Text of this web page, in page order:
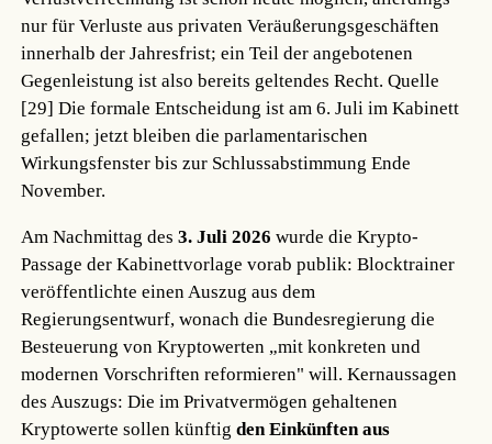
nur für Verluste aus privaten Veräußerungsgeschäften
innerhalb der Jahresfrist; ein Teil der angebotenen
Gegenleistung ist also bereits geltendes Recht.Quelle
[29] Die formale Entscheidung ist am 6. Juli im Kabinett
gefallen; jetzt bleiben die parlamentarischen
Wirkungsfenster bis zur Schlussabstimmung Ende
November.
Am Nachmittag des3. Juli 2026 wurde die Krypto-
Passage der Kabinettvorlage vorab publik: Blocktrainer
veröffentlichte einen Auszug aus dem
Regierungsentwurf, wonach die Bundesregierung die
Besteuerung von Kryptowerten „mit konkreten und
modernen Vorschriften reformieren" will. Kernaussagen
des Auszugs: Die im Privatvermögen gehaltenen
Kryptowerte sollen künftigden Einkünften aus